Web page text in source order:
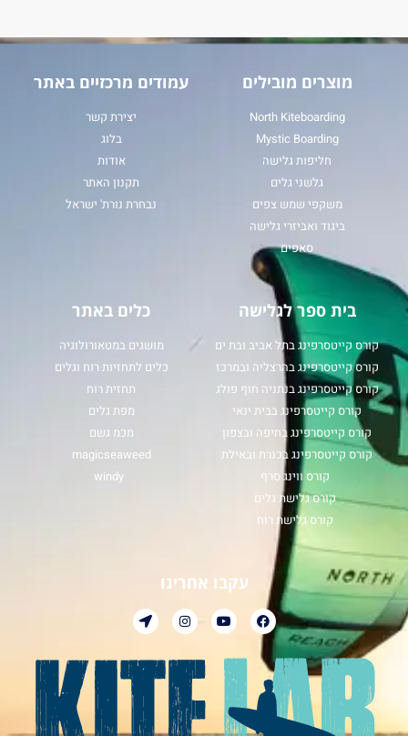
מוצרים מובילים
North Kiteboarding
Mystic Boarding
חליפות גלישה
גלשני גלים
משקפי שמש צפים
ביגוד ואביזרי גלישה
סאפים
עמודים מרכזיים באתר
יצירת קשר
בלוג
אודות
תקנון האתר
נבחרת נורת' ישראל
בית ספר לגלישה
קורס קייטסרפינג בתל אביב ובת ים
קורס קייטסרפינג בהרצליה ובמרכז
קורס קייטסרפינג בנתניה חוף פולג
קורס קייטסרפינג בבית ינאי
קורס קייטסרפינג בחיפה ובצפון
קורס קייטסרפינג בכנרת ובאילת
קורס ווינג סרף
קורס גלישת גלים
קורס גלישת רוח
כלים באתר
מושגים במטאורולוגיה
כלים לתחזיות רוח וגלים
תחזית רוח
מפת גלים
מכמ גשם
magicseaweed
windy
עקבו אחרינו